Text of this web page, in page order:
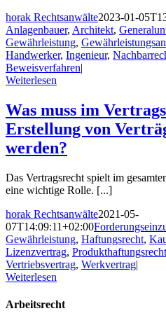
horak Rechtsanwälte2023-01-
Anlagenbauer, Architekt,
Gewährleistung,
Handwerker, Ingenieur,
Beweisverfahren|
Weiterlesen
Was muss im
Erstellung von
werden?
Das Vertragsrecht spielt im
eine wichtige Rolle. [...]
horak Rechtsanwälte2021-05-
07T14:09:11+02:00
Gewährleistung, Haftungsrecht,
Lizenzvertrag, Produkthaftungsrecht
Vertriebsvertrag, Werkvertrag|
Weiterlesen
Arbeitsrecht